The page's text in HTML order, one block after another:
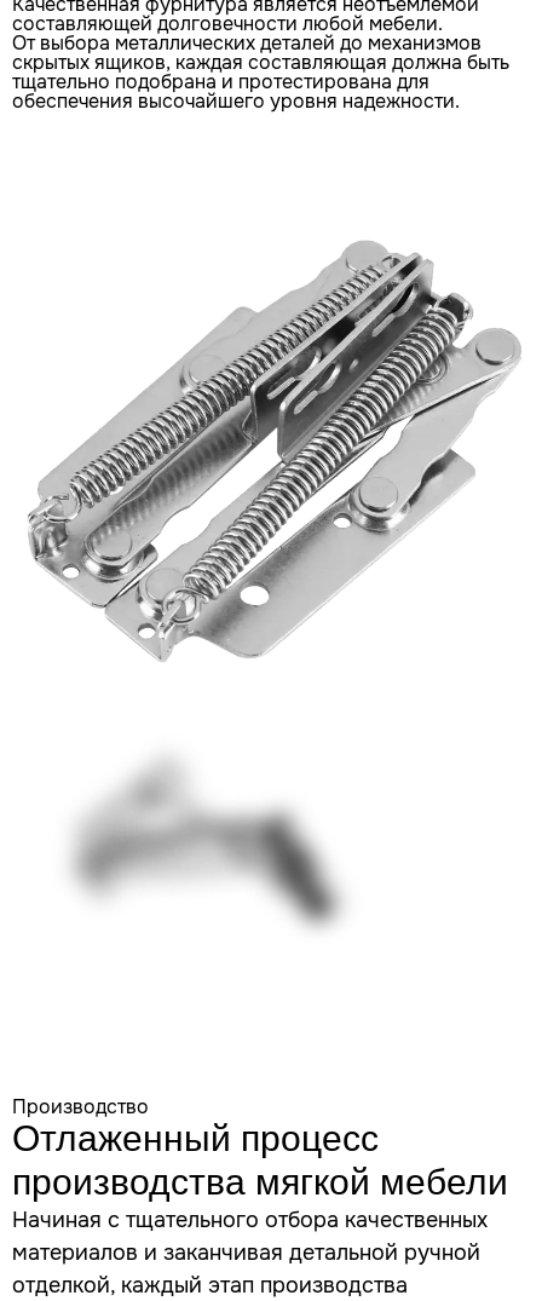
составляющей долговечности любой мебели.
От выбора металлических деталей до механизмов
скрытых ящиков, каждая составляющая должна быть
тщательно подобрана и протестирована для
обеспечения высочайшего уровня надежности.
Производство
Отлаженный процесс
производства мягкой мебели
Начиная с тщательного отбора качественных
материалов и заканчивая детальной ручной
отделкой, каждый этап производства